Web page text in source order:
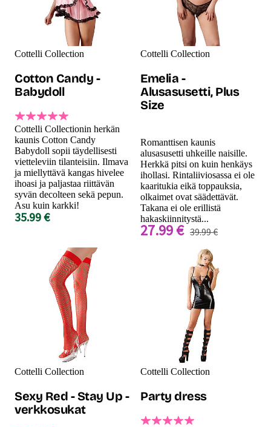
Cottelli Collection
Cotton Candy -
Babydoll
Cottelli Collectionin herkän
kaunis Cotton Candy
Babydoll sopii täydellisesti
vietteleviin tilanteisiin. Ilmava
ja miellyttävä kangas hivelee
ihoasi ja paljastaa riittävän
syvän decolteen sekä pepun.
Asu kuin karkki!
35.99 €
Cottelli Collection
Emelia -
Alusasusetti, Plus
Size
Romanttisen kaunis
alusasusetti uhkeille naisille.
Herkkä pitsi on kuin henkäys
ihollasi. Rintaliiviosassa ei ole
kaaritukia eikä toppauksia,
olkaimet ovat säädettävät.
Takana ei ole erillistä
hakaskiinnitystä...
27.99 € 39.99 €
Cottelli Collection
Sexy Red - Stay Up -
verkkosukat
Cottelli Collection
Party dress